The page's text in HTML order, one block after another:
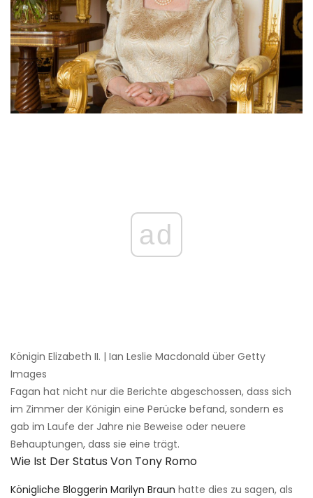
ad
Königin Elizabeth II. | Ian Leslie Macdonald über Getty
Images
Fagan hat nicht nur die Berichte abgeschossen, dass sich
im Zimmer der Königin eine Perücke befand, sondern es
gab im Laufe der Jahre nie Beweise oder neuere
Behauptungen, dass sie eine trägt.
Wie Ist Der Status Von Tony Romo
Königliche Bloggerin Marilyn Braun hatte dies zu sagen, als